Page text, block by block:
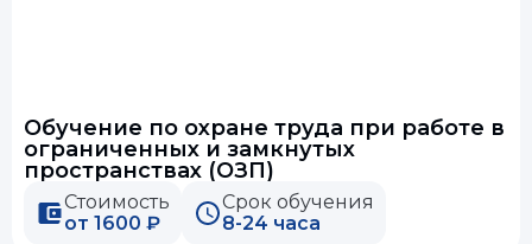
Обучение по охране труда при работе в
ограниченных и замкнутых
пространствах (ОЗП)
Стоимость
от 1600 ₽
Срок обучения
8-24 часа